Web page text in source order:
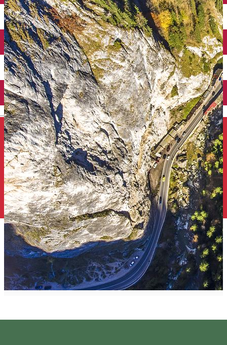
English
Închirieri auto
Închirieri de biciclete